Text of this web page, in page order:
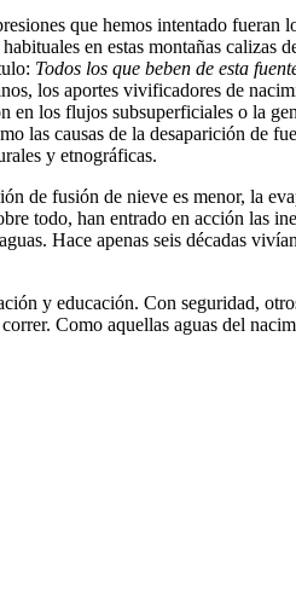
que hemos intentado fueran
en estas montañas calizas
Todos los que beben de esta
los aportes vivificadores de
los flujos subsuperficiales o la
las causas de la desaparición de
y etnográficas.
de fusión de nieve es menor, la
todo, han entrado en acción las
Hace apenas seis décadas
y educación. Con seguridad,
Como aquellas aguas del